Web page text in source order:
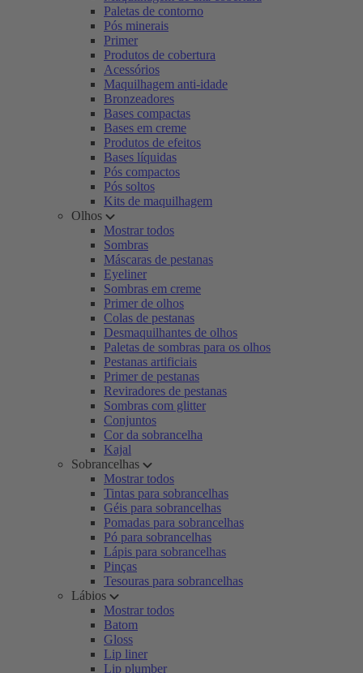
Paletas de contorno
Pós minerais
Primer
Produtos de cobertura
Acessórios
Maquilhagem anti-idade
Bronzeadores
Bases compactas
Bases em creme
Produtos de efeitos
Bases líquidas
Pós compactos
Pós soltos
Kits de maquilhagem
Olhos
Mostrar todos
Sombras
Máscaras de pestanas
Eyeliner
Sombras em creme
Primer de olhos
Colas de pestanas
Desmaquilhantes de olhos
Paletas de sombras para os olhos
Pestanas artificiais
Primer de pestanas
Reviradores de pestanas
Sombras com glitter
Conjuntos
Cor da sobrancelha
Kajal
Sobrancelhas
Mostrar todos
Tintas para sobrancelhas
Géis para sobrancelhas
Pomadas para sobrancelhas
Pó para sobrancelhas
Lápis para sobrancelhas
Pinças
Tesouras para sobrancelhas
Lábios
Mostrar todos
Batom
Gloss
Lip liner
Lip plumber